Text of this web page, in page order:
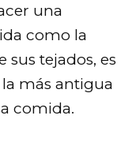
una
como la
sus tejados, es
más antigua
comida.